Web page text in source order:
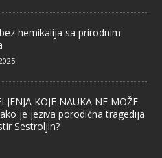
hemikalija sa prirodnim
KOJE NAUKA NE MOŽE
je jeziva porodična tragedija
Sestroljin?